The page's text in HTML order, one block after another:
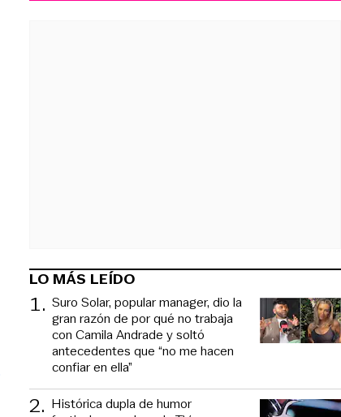
LO MÁS LEÍDO
1. Suro Solar, popular manager, dio la
gran razón de por qué no trabaja
con Camila Andrade y soltó
antecedentes que “no me hacen
confiar en ella”
2. Histórica dupla de humor